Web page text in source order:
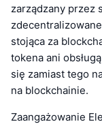
zarządzany przez
stojąca za
tokena ani
się zamiast tego
na blockchainie.
Zaangażowanie